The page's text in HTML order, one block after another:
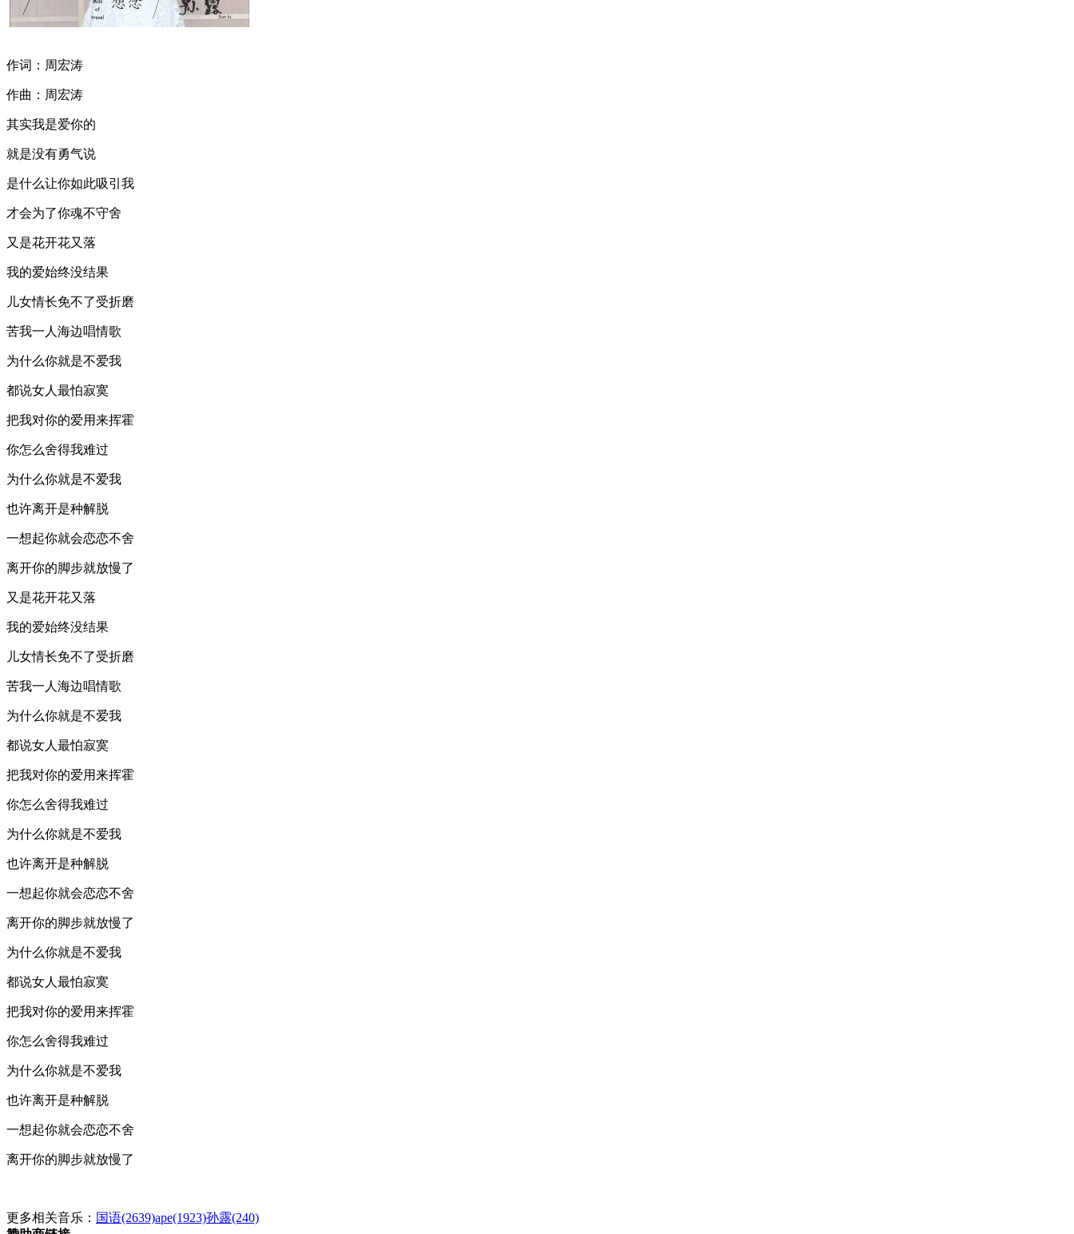
作词：周宏涛
作曲：周宏涛
其实我是爱你的
就是没有勇气说
是什么让你如此吸引我
才会为了你魂不守舍
又是花开花又落
我的爱始终没结果
儿女情长免不了受折磨
苦我一人海边唱情歌
为什么你就是不爱我
都说女人最怕寂寞
把我对你的爱用来挥霍
你怎么舍得我难过
为什么你就是不爱我
也许离开是种解脱
一想起你就会恋恋不舍
离开你的脚步就放慢了
又是花开花又落
我的爱始终没结果
儿女情长免不了受折磨
苦我一人海边唱情歌
为什么你就是不爱我
都说女人最怕寂寞
把我对你的爱用来挥霍
你怎么舍得我难过
为什么你就是不爱我
也许离开是种解脱
一想起你就会恋恋不舍
离开你的脚步就放慢了
为什么你就是不爱我
都说女人最怕寂寞
把我对你的爱用来挥霍
你怎么舍得我难过
为什么你就是不爱我
也许离开是种解脱
一想起你就会恋恋不舍
离开你的脚步就放慢了
更多相关音乐： 国语(2639)ape(1923)孙露(240)